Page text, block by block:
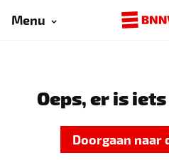
Menu
Oeps, er is
Doorgaan naar